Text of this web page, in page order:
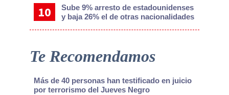
Sube 9% arresto de estadounidenses
y baja 26% el de otras nacionalidades
Te Recomendamos
Más de 40 personas han testificado en juicio
por terrorismo del Jueves Negro